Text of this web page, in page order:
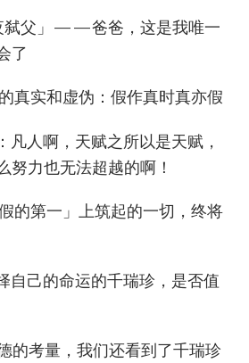
父」——爸爸，这是我唯一
了
真实和虚伪：假作真时真亦假
人啊，天赋之所以是天赋，
努力也无法超越的啊！
的第一」上筑起的一切，终将
己的命运的千瑞珍，是否值
的考量，我们还看到了千瑞珍